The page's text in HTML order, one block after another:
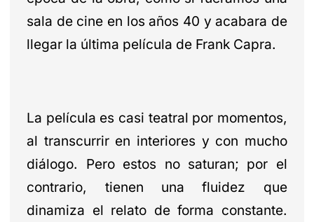
sala de cine en los años 40 y acabara de
llegar la última película de Frank Capra.
La película es casi teatral por momentos,
al transcurrir en interiores y con mucho
diálogo. Pero estos no saturan; por el
contrario, tienen una fluidez que
dinamiza el relato de forma constante.